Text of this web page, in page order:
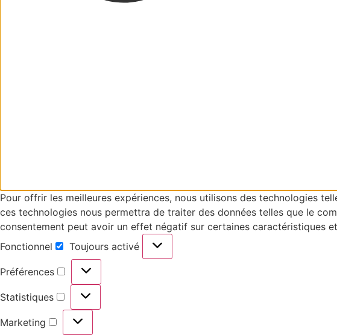
Pour offrir les meilleures expériences, nous utilisons des technologies
ces technologies nous permettra de traiter des données telles que le
consentement peut avoir un effet négatif sur certaines caractéristiques
Fonctionnel
Toujours activé
Préférences
Statistiques
Marketing